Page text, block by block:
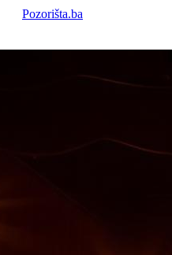
Pozorišta.ba